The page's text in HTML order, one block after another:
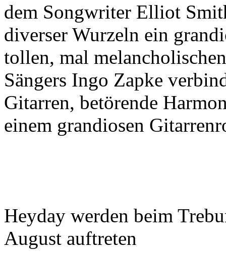
dem Songwriter Elliot
diverser Wurzeln ein
tollen, mal
Sängers Ingo Zapke
Gitarren, betörende
einem grandiosen
Heyday werden beim
August auftreten